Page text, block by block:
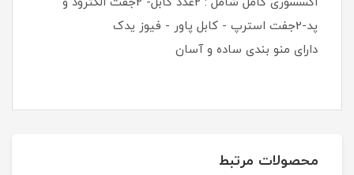
پد-2جفت استرپ - کابل پاور - فیوز یدک
دارای منو بندی ساده و آسان
محصولات مرتبط